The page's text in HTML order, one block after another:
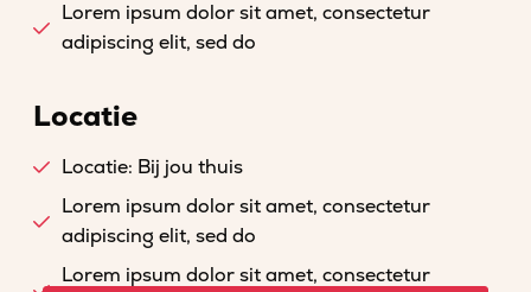
Lorem ipsum dolor sit amet, consectetur
adipiscing elit, sed do
Locatie
Locatie: Bij jou thuis
Lorem ipsum dolor sit amet, consectetur
adipiscing elit, sed do
Lorem ipsum dolor sit amet, consectetur